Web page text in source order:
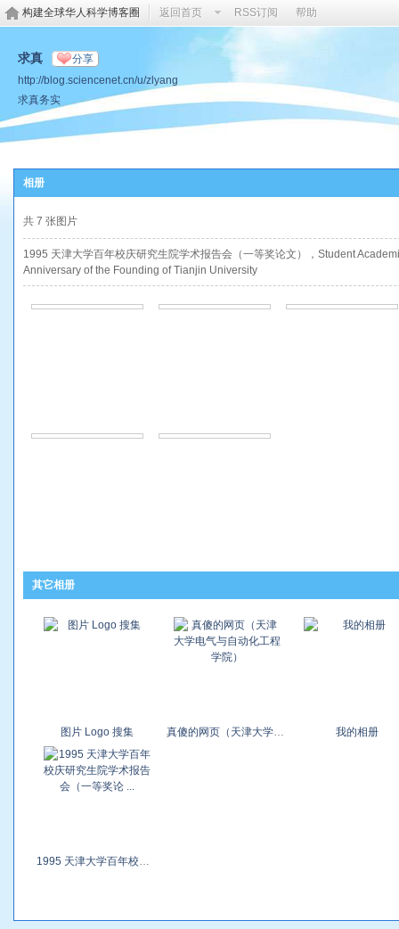
构建全球华人科学博客圈 返回首页 RSS订阅 帮助
求真 分享
http://blog.sciencenet.cn/u/zlyang
求真务实
相册
共 7 张图片
1995 天津大学百年校庆研究生院学术报告会（一等奖论文），Student
Anniversary of the Founding of Tianjin University
其它相册
图片 Logo 搜集 真傻的网页（天津大学电气与自动化工程学院） 我的相册
1995 天津大学百年校庆研究生院学术报告会（一等奖论 ...